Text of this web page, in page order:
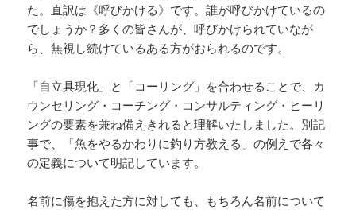
た。直訳は《呼びかける》です。誰が呼びかけているの
でしょうか？多くの皆さんが、呼びかけられていなが
ら、無視し続けているある方がおられるのです。
「自立具現化」と「コーリング」を合わせることで、カ
ウンセリング・コーチング・コンサルティング・ヒーリ
ングの要素を兼ね備えきれると理解いたしました。別記
事で、「魚をやるかわりに釣り方教える」の例えで各々
の定義について明記しています。
名前に傷を抱えた方に対しても、もちろん名前について